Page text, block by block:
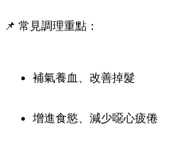
📌 常見調理重點：
補氣養血、改善掉髮
增進食慾、減少噁心疲倦